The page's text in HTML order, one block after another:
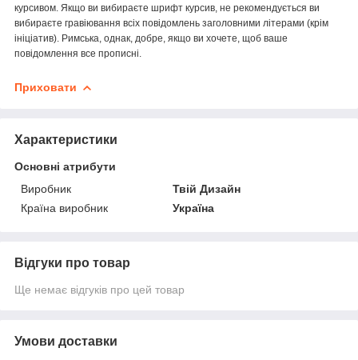
курсивом. Якщо ви вибираєте шрифт курсив, не рекомендується ви
вибираєте гравіювання всіх повідомлень заголовними літерами (крім
ініціатив). Римська, однак, добре, якщо ви хочете, щоб ваше
повідомлення все прописні.
Приховати
Характеристики
Основні атрибути
Виробник
Твій Дизайн
Країна виробник
Україна
Відгуки про товар
Ще немає відгуків про цей товар
Умови доставки